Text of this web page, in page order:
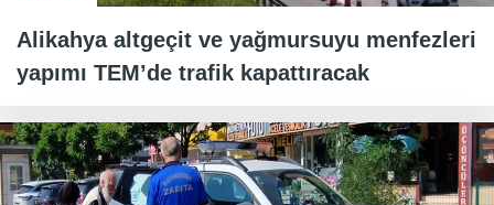
Alikahya altgeçit ve yağmursuyu menfezleri
yapımı TEM’de trafik kapattıracak